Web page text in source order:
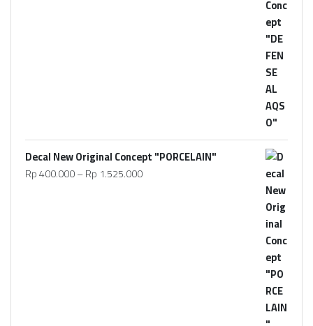
Decal New Original Concept "PORCELAIN"
Rp400.000–Rp 1.525.000